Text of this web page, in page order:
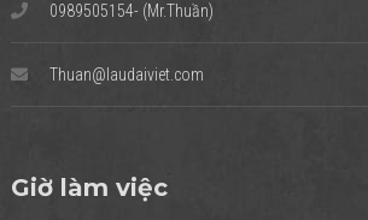
0989505154- (Mr.Thuần)
Thuan@laudaiviet.com
Giờ làm việc